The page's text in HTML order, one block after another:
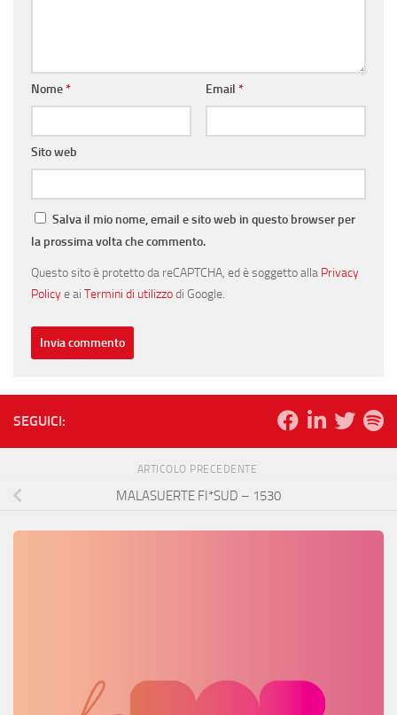
Nome* Email *
Sito web
Salva il mio nome, email e sito web in questo browser per
la prossima volta che commento.
Questo sito è protetto da reCAPTCHA, ed è soggetto alla Privacy
Policye ai Termini di utilizzodi Google.
SEGUICI:
ARTICOLO PRECEDENTE
MALASUERTE FI*SUD – 1530